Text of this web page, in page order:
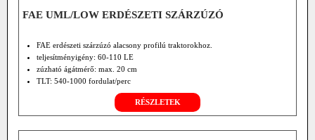
FAE UML/LOW ERDÉSZETI SZÁRZÚZÓ
FAE erdészeti szárzúzó alacsony profilú traktorokhoz.
teljesítményigény: 60-110 LE
zúzható ágátmérő: max. 20 cm
TLT: 540-1000 fordulat/perc
RÉSZLETEK